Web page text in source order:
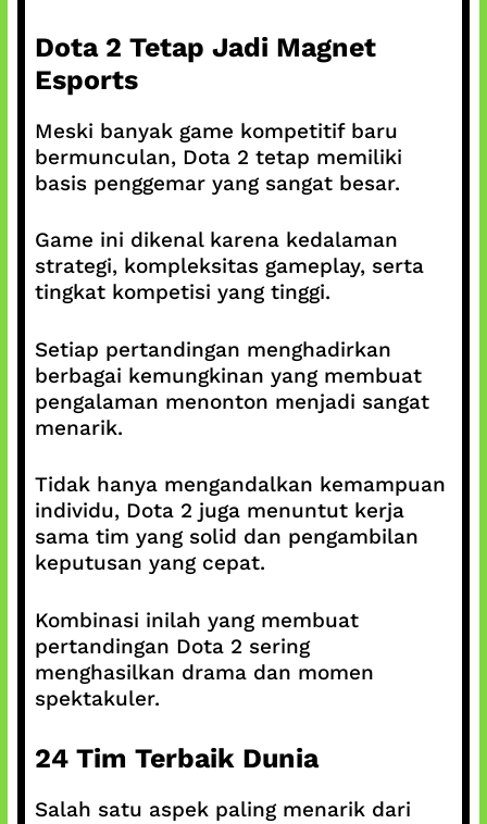
Dota 2 Tetap Jadi Magnet
Esports
Meski banyak game kompetitif baru
bermunculan, Dota 2 tetap memiliki
basis penggemar yang sangat besar.
Game ini dikenal karena kedalaman
strategi, kompleksitas gameplay, serta
tingkat kompetisi yang tinggi.
Setiap pertandingan menghadirkan
berbagai kemungkinan yang membuat
pengalaman menonton menjadi sangat
menarik.
Tidak hanya mengandalkan kemampuan
individu, Dota 2 juga menuntut kerja
sama tim yang solid dan pengambilan
keputusan yang cepat.
Kombinasi inilah yang membuat
pertandingan Dota 2 sering
menghasilkan drama dan momen
spektakuler.
24 Tim Terbaik Dunia
Salah satu aspek paling menarik dari